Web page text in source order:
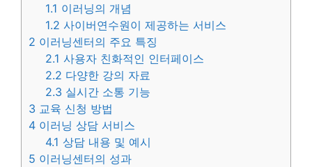
1.1 이러닝의 개념
1.2 사이버연수원이 제공하는 서비스
2 이러닝센터의 주요 특징
2.1 사용자 친화적인 인터페이스
2.2 다양한 강의 자료
2.3 실시간 소통 기능
3 교육 신청 방법
4 이러닝 상담 서비스
4.1 상담 내용 및 예시
5 이러닝센터의 성과